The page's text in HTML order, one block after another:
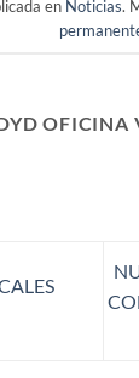
en Noticias.
OFICINA